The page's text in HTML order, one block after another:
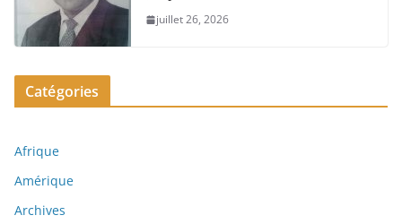
juillet 26, 2026
Catégories
Afrique
Amérique
Archives